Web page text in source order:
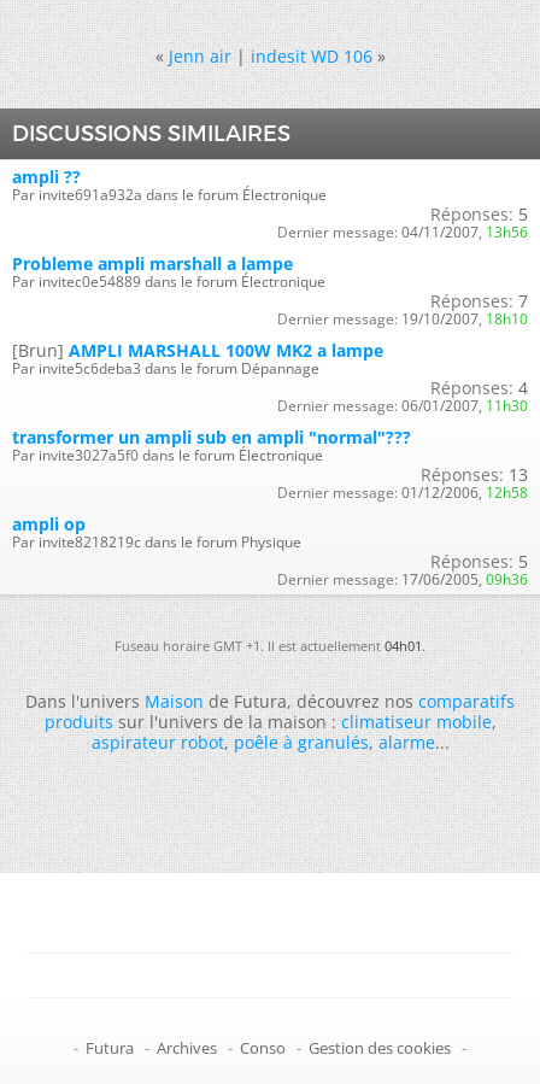
« Jenn air|indesit WD 106 »
DISCUSSIONS SIMILAIRES
ampli ??
Par invite691a932a dans le forum Électronique
Réponses: 5
Dernier message: 04/11/2007, 13h56
Probleme ampli marshall a lampe
Par invitec0e54889 dans le forum Électronique
Réponses: 7
Dernier message: 19/10/2007, 18h10
[Brun] AMPLI MARSHALL 100W MK2 a lampe
Par invite5c6deba3 dans le forum Dépannage
Réponses: 4
Dernier message: 06/01/2007, 11h30
transformer un ampli sub en ampli "normal"???
Par invite3027a5f0 dans le forum Électronique
Réponses: 13
Dernier message: 01/12/2006, 12h58
ampli op
Par invite8218219c dans le forum Physique
Réponses: 5
Dernier message: 17/06/2005, 09h36
Fuseau horaire GMT +1. Il est actuellement04h01.
Dans l'universMaisonde Futura, découvrez noscomparatifs
produitssur l'univers de la maison :climatiseur mobile,
aspirateur robot,poêle à granulés,alarme...
- Futura - Archives - Conso - Gestion des cookies -